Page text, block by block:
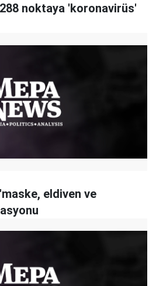
noktaya 'koronavirüs'
eldiven ve